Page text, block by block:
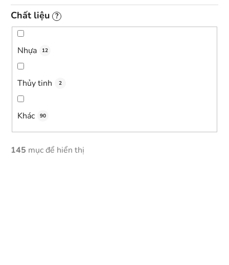
Chất liệu ?
Nhựa 12
Thủy tinh 2
Khác 90
145 mục để hiển thị